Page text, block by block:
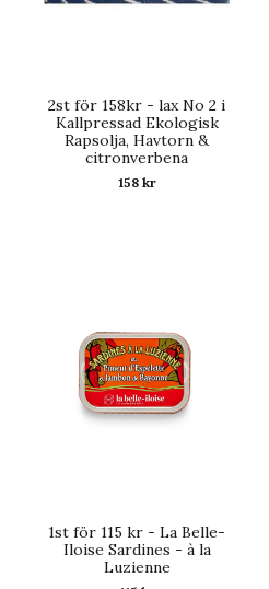
2st för 158kr - lax No 2 i
Kallpressad Ekologisk
Rapsolja, Havtorn &
citronverbena
158 kr
1st för 115 kr - La Belle-
Iloise Sardines - à la
Luzienne